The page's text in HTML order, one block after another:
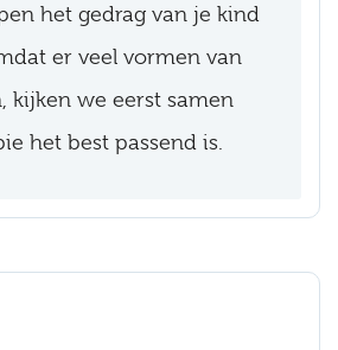
het gedrag van je kind
er veel vormen van
kijken we eerst samen
het best passend is.